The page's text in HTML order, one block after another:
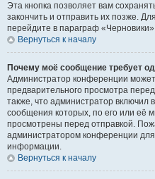
Эта кнопка позволяет вам
закончить и отправить их позже.
перейдите в параграф
Вернуться к началу
Почему моё сообщение требует
Администратор конференции
предварительного просмотра
также, что администратор включил
сообщения которых, по его или её
просмотрены перед отправкой.
администратором конференции
информации.
Вернуться к началу